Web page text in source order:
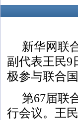
新华网联
副代表王民9
极参与联合
第67届联
行会议。王